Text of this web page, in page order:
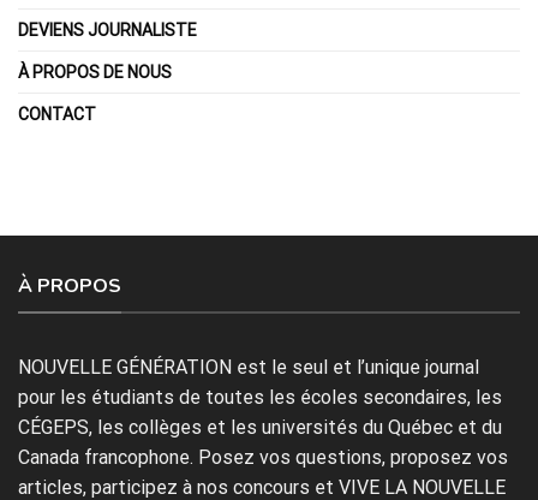
DEVIENS JOURNALISTE
À PROPOS DE NOUS
CONTACT
À PROPOS
NOUVELLE GÉNÉRATION est le seul et l’unique journal
pour les étudiants de toutes les écoles secondaires, les
CÉGEPS, les collèges et les universités du Québec et du
Canada francophone. Posez vos questions, proposez vos
articles, participez à nos concours et VIVE LA NOUVELLE